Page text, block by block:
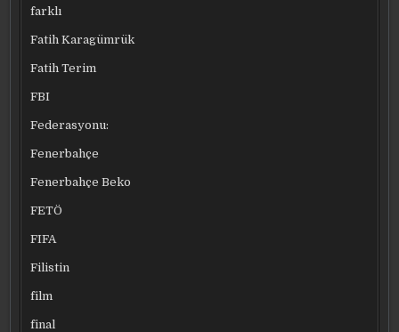
farklı
Fatih Karagümrük
Fatih Terim
FBI
Federasyonu:
Fenerbahçe
Fenerbahçe Beko
FETÖ
FIFA
Filistin
film
final